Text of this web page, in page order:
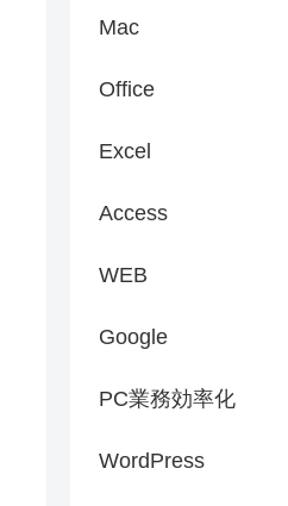
Mac
Office
Excel
Access
WEB
Google
PC業務効率化
WordPress